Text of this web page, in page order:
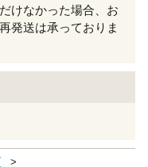
けなかった場合、お
発送は承っておりま